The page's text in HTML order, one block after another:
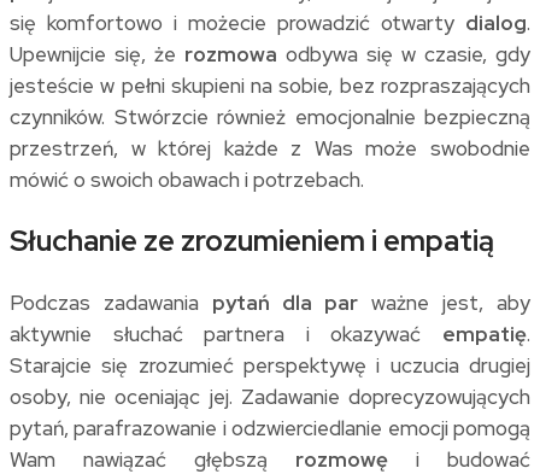
się komfortowo i możecie prowadzić otwarty dialog.
Upewnijcie się, że rozmowa odbywa się w czasie, gdy
jesteście w pełni skupieni na sobie, bez rozpraszających
czynników. Stwórzcie również emocjonalnie bezpieczną
przestrzeń, w której każde z Was może swobodnie
mówić o swoich obawach i potrzebach.
Słuchanie ze zrozumieniem i empatią
Podczas zadawania pytań dla par ważne jest, aby
aktywnie słuchać partnera i okazywać empatię.
Starajcie się zrozumieć perspektywę i uczucia drugiej
osoby, nie oceniając jej. Zadawanie doprecyzowujących
pytań, parafrazowanie i odzwierciedlanie emocji pomogą
Wam nawiązać głębszą rozmowę i budować